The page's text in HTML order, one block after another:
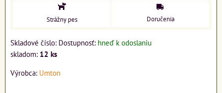
Strážny pes Doručenia
Skladové číslo: Dostupnosť: hneď k odoslaniu
skladom: 12 ks
Výrobca: Umton